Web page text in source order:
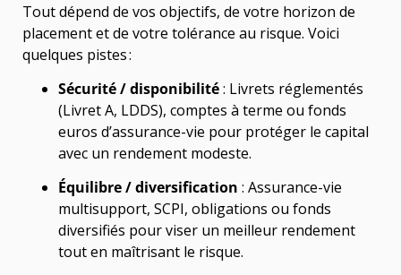
Tout dépend de vos objectifs, de votre horizon de
placement et de votre tolérance au risque. Voici
quelques pistes :
Sécurité / disponibilité: Livrets réglementés
(Livret A, LDDS), comptes à terme ou fonds
euros d’assurance-vie pour protéger le capital
avec un rendement modeste.
Équilibre / diversification : Assurance-vie
multisupport, SCPI, obligations ou fonds
diversifiés pour viser un meilleur rendement
tout en maîtrisant le risque.